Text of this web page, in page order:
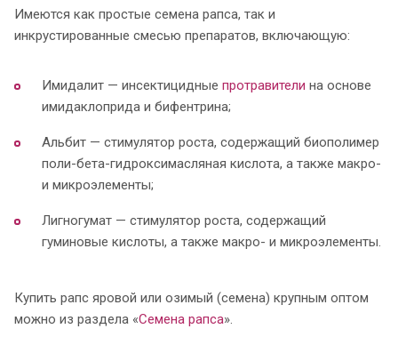
Имеются как простые семена рапса, так и
инкрустированные смесью препаратов, включающую:
Имидалит — инсектицидные протравители на основе
имидаклоприда и бифентрина;
Альбит — стимулятор роста, содержащий биополимер
поли-бета-гидроксимасляная кислота, а также макро-
и микроэлементы;
Лигногумат — стимулятор роста, содержащий
гуминовые кислоты, а также макро- и микроэлементы.
Купить рапс яровой или озимый (семена) крупным оптом
можно из раздела «Семена рапса».